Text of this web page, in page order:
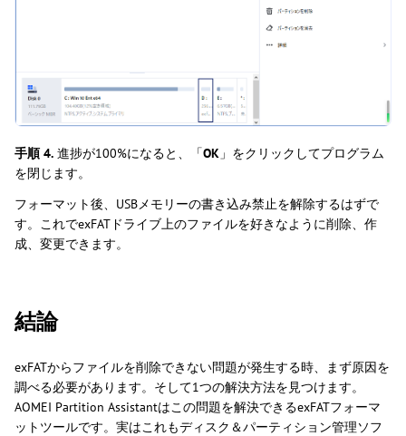
手順 4. 進捗が100%になると、「OK 」をクリックしてプログラム
を閉じます。
フォーマット後、USBメモリーの書き込み禁止を解除するはずで
す。これでexFATドライブ上のファイルを好きなように削除、作
成、変更できます。
結論
exFATからファイルを削除できない問題が発生する時、まず原因を
調べる必要があります。そして1つの解決方法を見つけます。
AOMEI Partition Assistantはこの問題を解決できるexFATフォーマ
ットツールです。実はこれもディスク＆パーティション管理ソフ